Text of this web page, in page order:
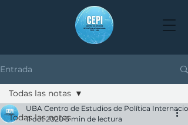
Entrada
Todas las notas
Todas las notas
UBA Centro de Estudios de Política
11 oct 2020 5 min de lectura